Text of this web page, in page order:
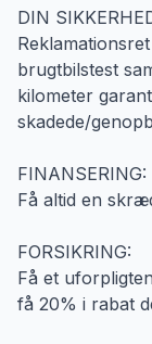
DIN
brugtbilstest
kilometer
skadede/
FINANSERING:
Få altid en
FORSIKRING:
Få et
få 20% i rabat